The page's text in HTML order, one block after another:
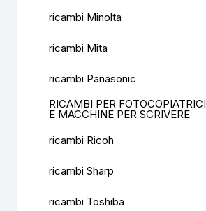
ricambi Minolta
ricambi Mita
ricambi Panasonic
RICAMBI PER FOTOCOPIATRICI
E MACCHINE PER SCRIVERE
ricambi Ricoh
ricambi Sharp
ricambi Toshiba